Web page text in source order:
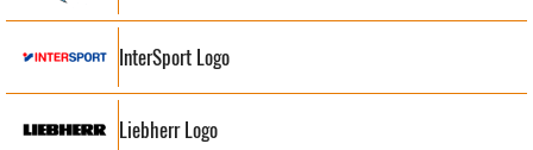
InterSport Logo
Liebherr Logo